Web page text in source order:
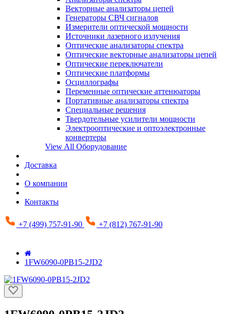
Векторные анализаторы цепей
Генераторы СВЧ сигналов
Измерители оптической мощности
Источники лазерного излучения
Оптические анализаторы спектра
Оптические векторные анализаторы цепей
Оптические переключатели
Оптические платформы
Осциллографы
Переменные оптические аттенюаторы
Портативные анализаторы спектра
Специальные решения
Твердотельные усилители мощности
Электрооптические и оптоэлектронные
конвертеры
View All Оборудование
Доставка
О компании
Контакты
+7 (499) 757-91-90 +7 (812) 767-91-90
1FW6090-0PB15-2JD2